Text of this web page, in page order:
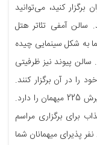
کنید، می‌توانید
سالن آمفی تئاتر هتل
به شکل سینمایی چیده
میهمان را دارد. سالن پیوند نیز ظرفیتی
را در آن برگزار کنند.
سالن نیلوفر 1، با طراحی دل‌انگیزش گنجایش پذیرش 225 میهمان را دارد.
جذاب برای برگزاری مراسم
شماست. سالن نیلوفر 2 نیز با ظرفیت حداکثر 85 نفر پذیرای میهمانان شما